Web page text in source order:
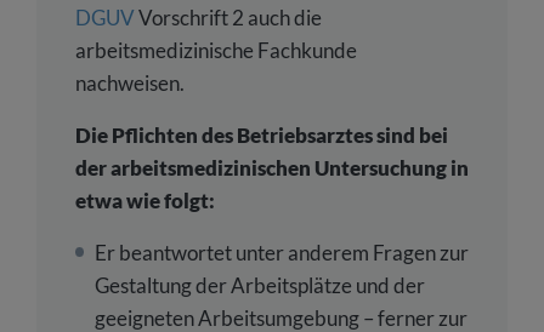
DGUVVorschrift 2 auch die
arbeitsmedizinische Fachkunde
nachweisen.
Die Pflichten des Betriebsarztes sind bei
der arbeitsmedizinischen Untersuchung in
etwa wie folgt:
Er beantwortet unter anderem Fragen zur
Gestaltung der Arbeitsplätze und der
geeigneten Arbeitsumgebung – ferner zur